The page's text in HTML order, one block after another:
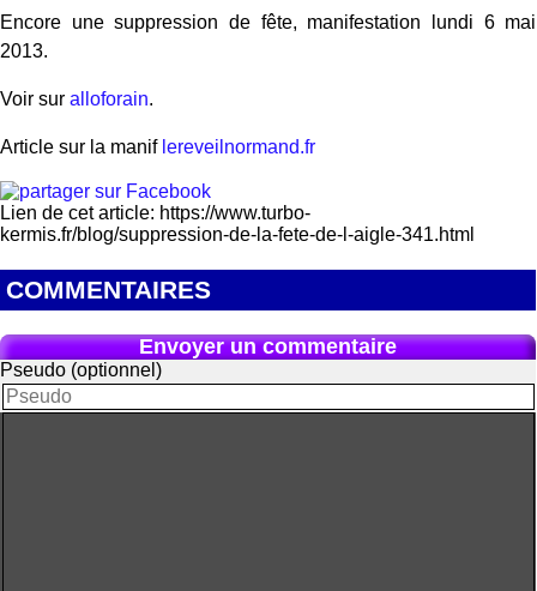
Encore une suppression de fête, manifestation lundi 6 mai
2013.
Voir sur alloforain.
Article sur la manif lereveilnormand.fr
Lien de cet article: https://www.turbo-
kermis.fr/blog/suppression-de-la-fete-de-l-aigle-341.html
COMMENTAIRES
Envoyer un commentaire
Pseudo (optionnel)